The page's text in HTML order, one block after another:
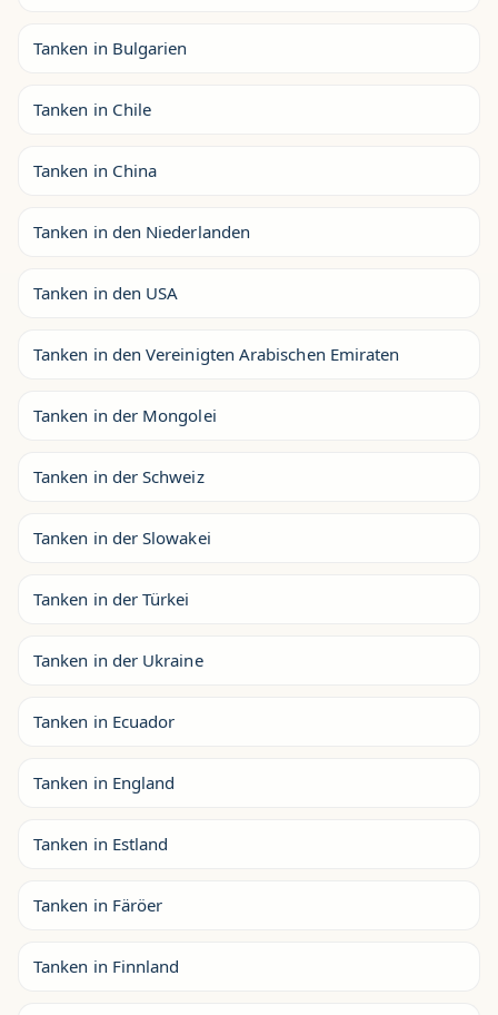
Tanken in Bulgarien
Tanken in Chile
Tanken in China
Tanken in den Niederlanden
Tanken in den USA
Tanken in den Vereinigten Arabischen Emiraten
Tanken in der Mongolei
Tanken in der Schweiz
Tanken in der Slowakei
Tanken in der Türkei
Tanken in der Ukraine
Tanken in Ecuador
Tanken in England
Tanken in Estland
Tanken in Färöer
Tanken in Finnland